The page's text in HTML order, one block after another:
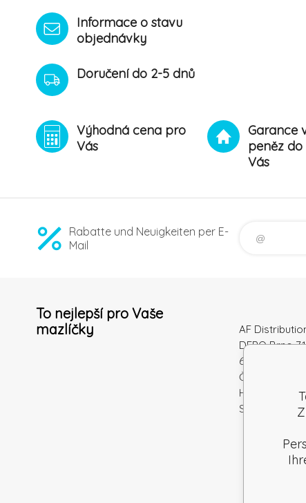
Informace o stavu
objednávky
Doručení do 2-5 dnů
Výhodná cena pro
Vás
Garance
peněz do
Vás
Rabatte und Neuigkeiten per E-
Mail
To nejlepší pro Vaše
mazlíčky
AF
DEPO Brno
600 10 Brno
Česká
Steuernum.: